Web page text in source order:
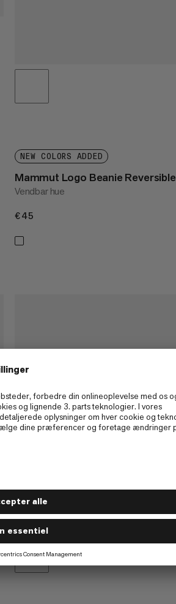
NEW COLORS ADDED
Mammut Logo Beanie Reversible
Vendbar hue
€45